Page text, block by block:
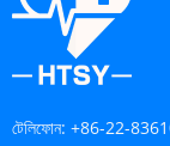
টেলিফোন: +86-22-